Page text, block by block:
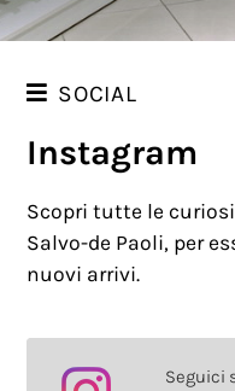
SOCIAL
FACEBOOK
INSTAGRAM
LINKEDIN
Instagram
Scopri tutte le
Salvo-de Paoli, per
nuovi arrivi.
Seguici